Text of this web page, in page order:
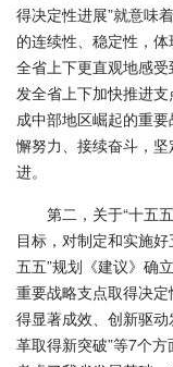
得决定性进展”就意味
的连续性、稳定性，
全省上下更直观地感
发全省上下加快推进
成中部地区崛起的重
懈努力、接续奋斗，
进。
第二，关于“十五
目标，对制定和实施
五五”规划《建议》确
重要战略支点取得决
得显著成效、创新驱
革取得新突破”等7个